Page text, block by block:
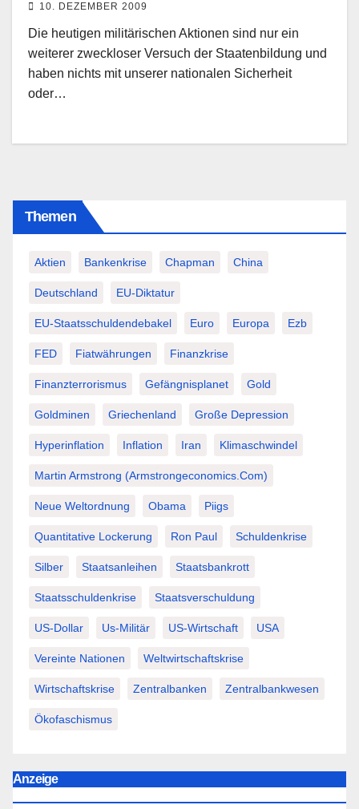
10. DEZEMBER 2009
Die heutigen militärischen Aktionen sind nur ein
weiterer zweckloser Versuch der Staatenbildung und
haben nichts mit unserer nationalen Sicherheit
oder…
Themen
Aktien Bankenkrise Chapman China
Deutschland EU-Diktatur
EU-Staatsschuldendebakel Euro Europa Ezb
FED Fiatwährungen Finanzkrise
Finanzterrorismus Gefängnisplanet Gold
Goldminen Griechenland Große Depression
Hyperinflation Inflation Iran Klimaschwindel
Martin Armstrong (Armstrongeconomics.com)
Neue Weltordnung Obama Piigs
Quantitative Lockerung Ron Paul Schuldenkrise
Silber Staatsanleihen Staatsbankrott
Staatsschuldenkrise Staatsverschuldung
US-Dollar Us-Militär US-Wirtschaft USA
Vereinte Nationen Weltwirtschaftskrise
Wirtschaftskrise Zentralbanken Zentralbankwesen
Ökofaschismus
Anzeige